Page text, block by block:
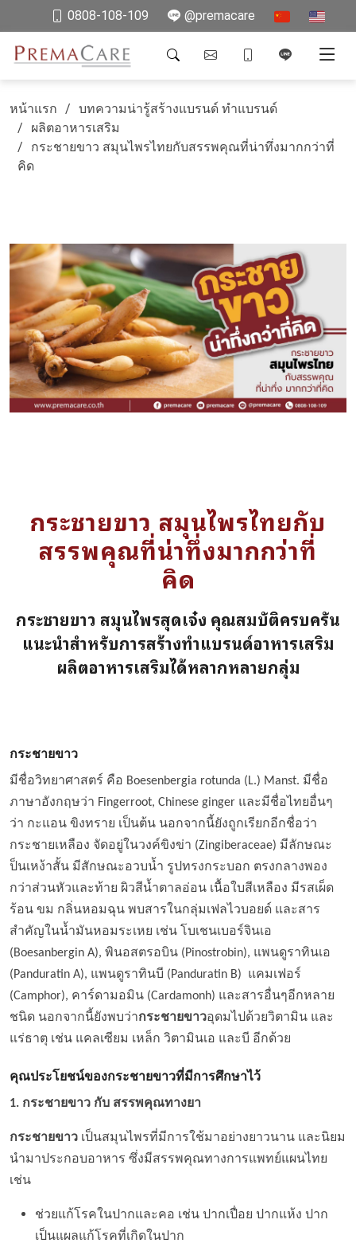
0808-108-109 @premacare
หน้าแรก
บทความน่ารู้สร้างแบรนด์ ทำแบรนด์
ผลิตอาหารเสริม
กระชายขาว สมุนไพรไทยกับสรรพคุณที่น่าทึ่งมากกว่าที่
คิด
กระชายขาว สมุนไพรไทยกับ
สรรพคุณที่น่าทึ่งมากกว่าที่
คิด
กระชายขาว สมุนไพรสุดเจ๋ง คุณสมบัติครบครัน
แนะนำสำหรับการสร้างทำแบรนด์อาหารเสริม
ผลิตอาหารเสริมได้หลากหลายกลุ่ม
กระชายขาว
มีชื่อวิทยาศาสตร์ คือ Boesenbergia rotunda (L.) Manst. มีชื่อ
ภาษาอังกฤษว่า Fingerroot, Chinese ginger และมีชื่อไทยอื่นๆ
ว่า กะแอน ขิงทราย เป็นต้น นอกจากนี้ยังถูกเรียกอีกชื่อว่า
กระชายเหลือง จัดอยู่ในวงค์ขิงข่า (Zingiberaceae) มีลักษณะ
ป็นเหง้าสั้น มีสักษณะอวบน้ำ รูปทรงกระบอก ตรงกลางพอง
กว่าส่วนหัวและท้าย ผิวสีน้ำตาลอ่อน เนื้อใบสีเหลือง มีรสเผ็ด
ร้อน ขม กลิ่นหอมฉุน พบสารในกลุ่มเฟลไวบอยด์ และสาร
สำคัญในน้ำมันหอมระเหย เช่น โบเชนเบอร์จินเอ
(Boesanbergin A), พินอสตรอบิน (Pinostrobin), แพนดูราทินเอ
(Pandura­tin A), แพนดูราทินบี (Panduratin B) แคมเฟอร์
(Camphor), คาร์ดามอมิน (Cardamonh) และสารอื่นๆอีกหลาย
ชนิด นอกจากนี้ยังพบว่ากระชายขาวอุดมไปด้วยวิตามิน และ
แร่ธาตุ เช่น แคลเซียม เหล็ก วิตามินเอ และบี อีกด้วย
คุณประโยชน์ของกระชายขาวที่มีการศึกษาไว้
1. กระชายขาว กับ สรรพคุณทางยา
กระชายขาว เป็นสมุนไพรที่มีการใช้มาอย่างยาวนาน และนิยม
นำมาประกอบอาหาร ซึ่งมีสรรพคุณทางการแพทย์แผนไทย
เช่น
ช่วยแก้โรคในปากและคอ เช่น ปากเปื่อย ปากแห้ง ปาก
เป็นแผลแก้โรคที่เกิดในปาก